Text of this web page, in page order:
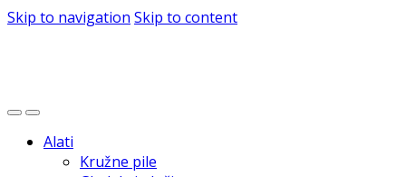
Skip to navigation Skip to content
Alati
Kružne pile